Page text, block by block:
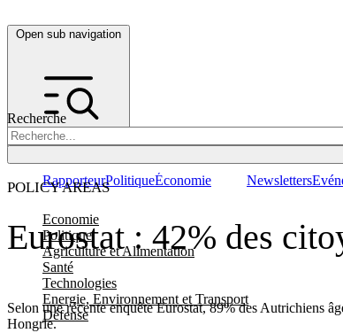
Open sub navigation
Recherche
POLICY AREAS
Economie
Politique
Agriculture et Alimentation
Santé
Technologies
Energie, Environnement et Transport
Défense
RapporteurPolitiqueÉconomie Newsletters
Eurostat : 42% des
Selon une récente enquête Eurostat, 89% des Autrichiens
Hongrie.